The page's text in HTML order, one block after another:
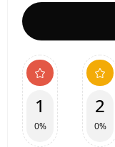
1
0%
2
0%